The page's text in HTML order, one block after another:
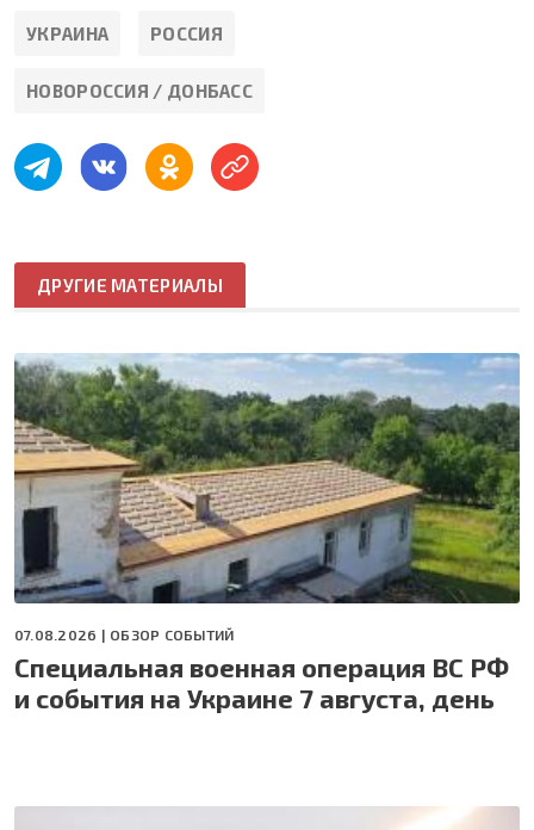
УКРАИНА РОССИЯ
НОВОРОССИЯ / ДОНБАСС
ДРУГИЕ МАТЕРИАЛЫ
07.08.2026 | ОБЗОР СОБЫТИЙ
Специальная военная операция ВС РФ
и события на Украине 7 августа, день